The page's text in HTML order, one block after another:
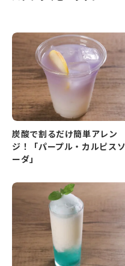
炭酸で割るだけ簡単アレン
ジ！「パープル・カルピスソ
ーダ」